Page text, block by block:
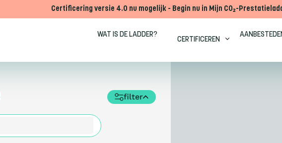
Certificering versie 4.0 nu mogelijk - Begin nu in Mijn CO₂-
WAT IS DE LADDER?
CERTIFICEREN
filter